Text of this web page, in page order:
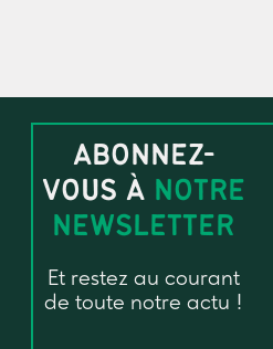
ABONNEZ-
VOUS À NOTRE
NEWSLETTER
Et restez au courant
de toute notre actu !